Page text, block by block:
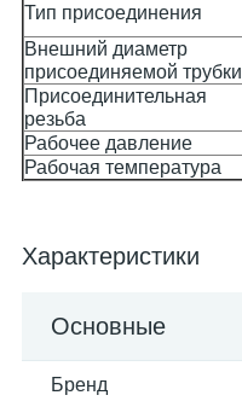
Тип присоединения
Внешний диаметр
присоединяемой трубки
Присоединительная
резьба
Рабочее давление
Рабочая температура
Характеристики
Основные
Бренд